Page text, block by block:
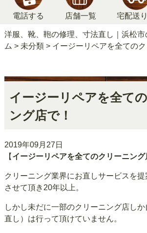
電話する 店舗一覧 宅配送
洋服、靴、鞄の修理、寸法直し｜浜松
ム > 未分類> イージーリペアを全てのク
イージーリペアを全て
ング店で！
2019年09月27日
【 イージーリペアを全てのクリーニング
クリーニング業界にお直しサービスを
させて頂き20年以上。
しかし未だに一部のクリーニング店し
直し）は行って頂けていません。